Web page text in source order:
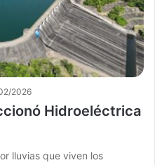
2026
Hidroeléctrica
lluvias que viven los